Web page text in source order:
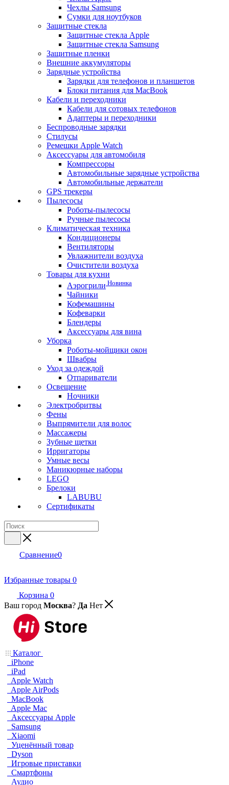
Чехлы Samsung
Сумки для ноутбуков
Защитные стекла
Защитные стекла Apple
Защитные стекла Samsung
Защитные пленки
Внешние аккумуляторы
Зарядные устройства
Зарядки для телефонов и планшетов
Блоки питания для MacBook
Кабели и переходники
Кабели для сотовых телефонов
Адаптеры и переходники
Беспроводные зарядки
Стилусы
Ремешки Apple Watch
Аксессуары для автомобиля
Компрессоры
Автомобильные зарядные устройства
Автомобильные держатели
GPS трекеры
Пылесосы
Роботы-пылесосы
Ручные пылесосы
Климатическая техника
Кондиционеры
Вентиляторы
Увлажнители воздуха
Очистители воздуха
Товары для кухни
Аэрогрили Новинка
Чайники
Кофемашины
Кофеварки
Блендеры
Аксессуары для вина
Уборка
Роботы-мойщики окон
Швабры
Уход за одеждой
Отпариватели
Освещение
Ночники
Электробритвы
Фены
Выпрямители для волос
Массажеры
Зубные щетки
Ирригаторы
Умные весы
Маникюрные наборы
LEGO
Брелоки
LABUBU
Сертификаты
Сравнение0
Избранные товары 0
Корзина 0
Ваш город Москва? Да Нет
Каталог
iPhone
iPad
Apple Watch
Apple AirPods
MacBook
Apple Mac
Аксессуары Apple
Samsung
Xiaomi
Уценённый товар
Dyson
Игровые приставки
Смартфоны
Аудио